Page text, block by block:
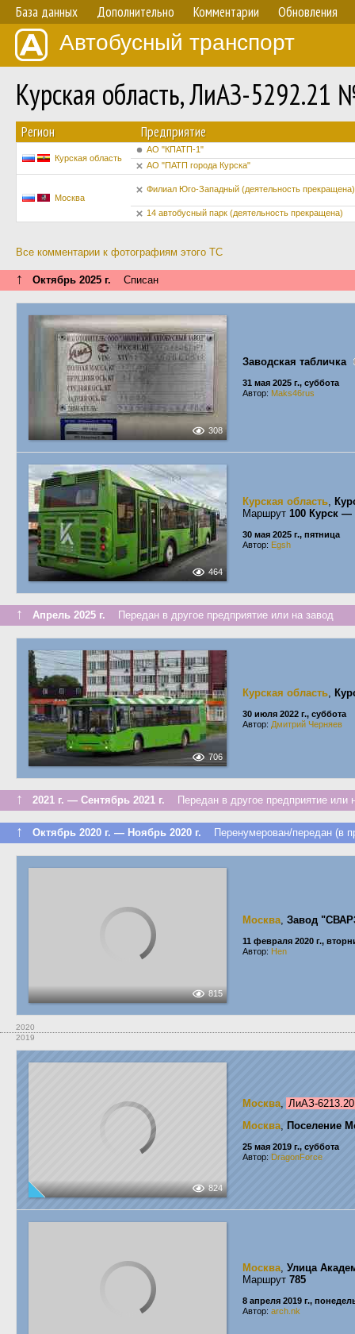
База данных Дополнительно Комментарии Обновления
Автобусный транспорт
Курская область, ЛиАЗ-5292.21
Регион Предприятие
Курская область
АО "КПАТП-1"
АО "ПАТП города Курска"
Москва
Филиал Юго-Западный (деятельность прекращена)
14 автобусный парк (деятельность прекращена)
Все комментарии к фотографиям этого ТС
↑ Октябрь 2025 г. Списан
308
Заводская табличка
31 мая 2025 г., суббота
Автор: Maks46rus
464
Курская область,
Маршрут 100 Курск
30 мая 2025 г., пятница
Автор: Egsh
↑ Апрель 2025 г. Передан в другое предприятие или на завод
706
Курская область,
30 июля 2022 г., суббота
Автор: Дмитрий Черняев
↑ 2021 г. — Сентябрь 2021 г. Передан в другое предприятие или
↑ Октябрь 2020 г. — Ноябрь 2020 г. Перенумерован/передан (в
815
Москва, Завод
11 февраля 2020 г.,
Автор: Hen
2020
2019
824
Москва, ЛиАЗ-
Москва, Поселение
25 мая 2019 г., суббота
Автор: DragonForce
Москва, Улица
Маршрут 785
8 апреля 2019 г.,
Автор: arch.nk